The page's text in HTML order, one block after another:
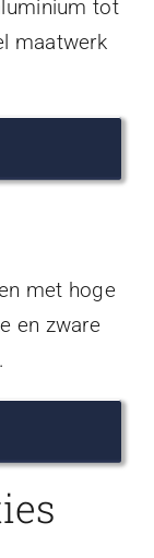
tot
maatwerk
met hoge
en zware